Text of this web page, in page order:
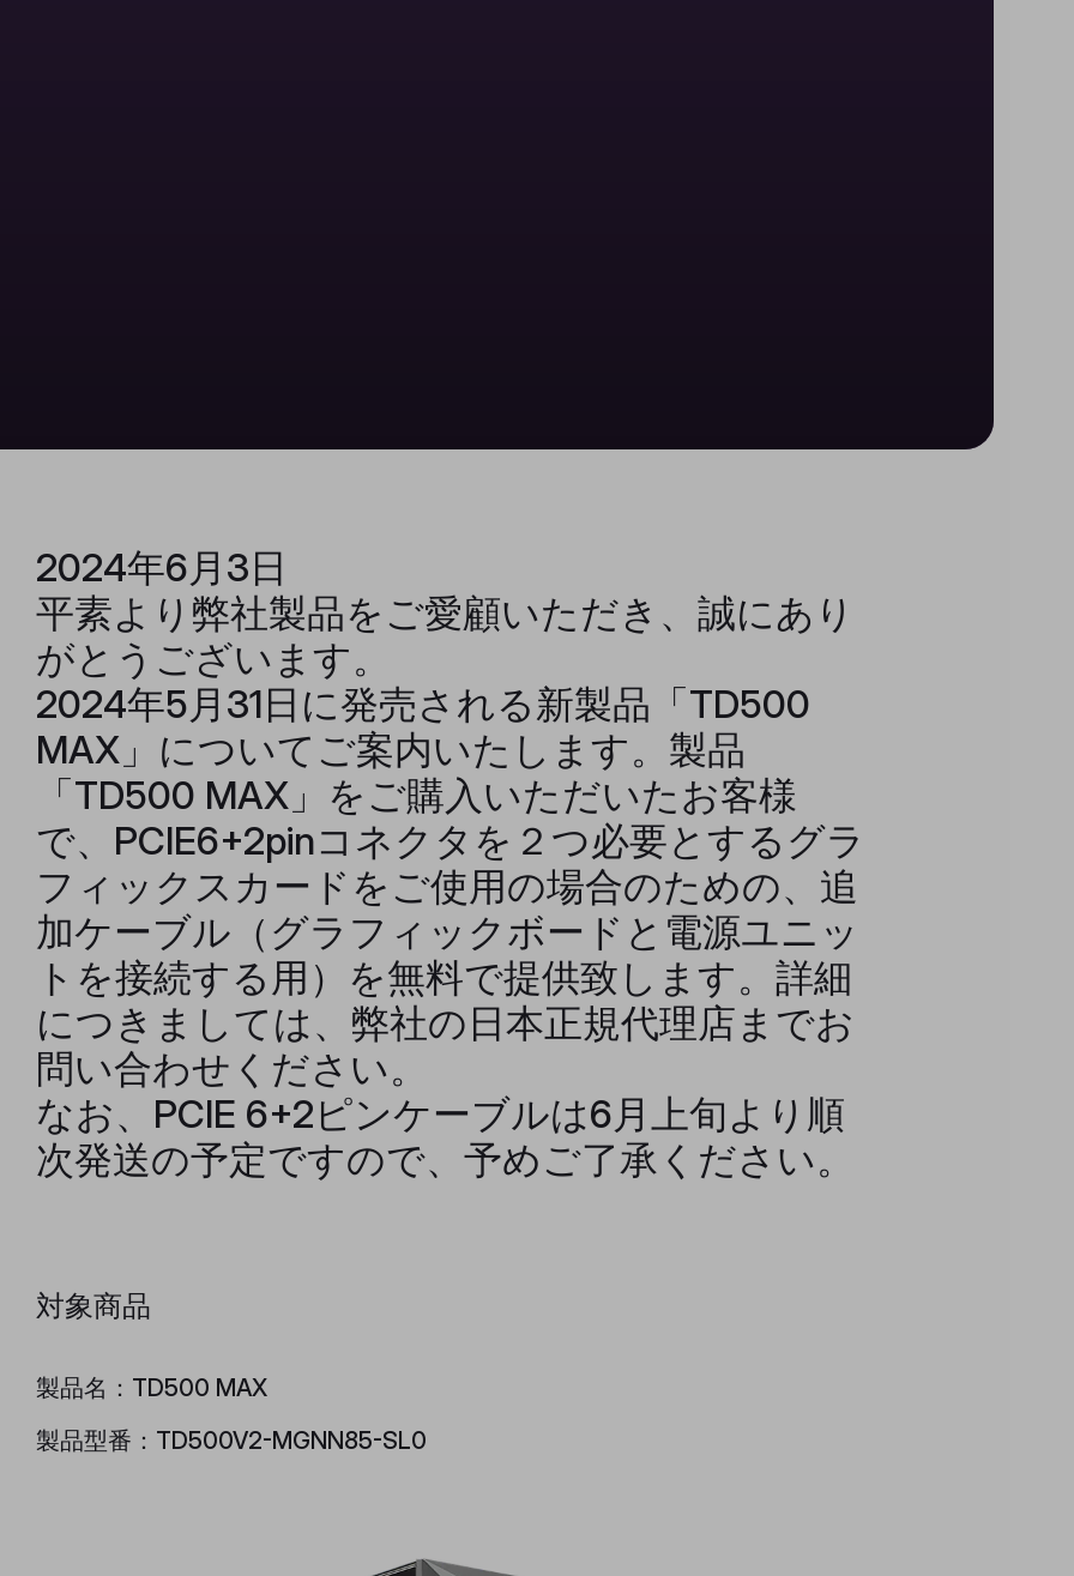
2024年6月3日
平素より弊社製品をご愛顧いただき、誠にあり
がとうございます。
2024年5月31日に発売される新製品「TD500
MAX」についてご案内いたします。製品
「TD500 MAX」をご購入いただいたお客様
で、PCIE6+2pinコネクタを２つ必要とするグラ
フィックスカードをご使用の場合のための、追
加ケーブル（グラフィックボードと電源ユニッ
トを接続する用）を無料で提供致します。詳細
につきましては、弊社の日本正規代理店までお
問い合わせください。
なお、PCIE 6+2ピンケーブルは6月上旬より順
次発送の予定ですので、予めご了承ください。
対象商品
製品名：TD500 MAX
製品型番：TD500V2-MGNN85-SL0